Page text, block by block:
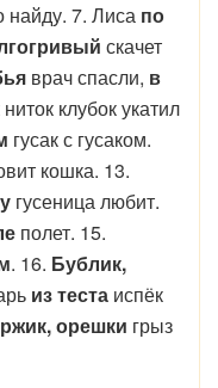
найду. 7. Лиса по
скачет
врач спасли, в
клубок укатил
гусак с гусаком.
кошка. 13.
гусеница любит.
полет. 15.
. 16. Бублик,
из теста испёк
орешки грыз